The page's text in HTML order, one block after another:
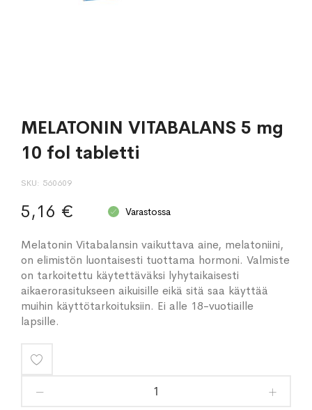
MELATONIN VITABALANS 5 mg
10 fol tabletti
SKU 560609
5,16 € Varastossa
Melatonin Vitabalansin vaikuttava aine, melatoniini,
on elimistön luontaisesti tuottama hormoni. Valmiste
on tarkoitettu käytettäväksi lyhytaikaisesti
aikaerorasitukseen aikuisille eikä sitä saa käyttää
muihin käyttötarkoituksiin. Ei alle 18-vuotiaille
lapsille.
toivelistaan